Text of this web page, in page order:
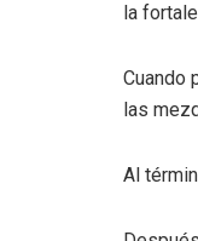
la
Cuando
las
Al